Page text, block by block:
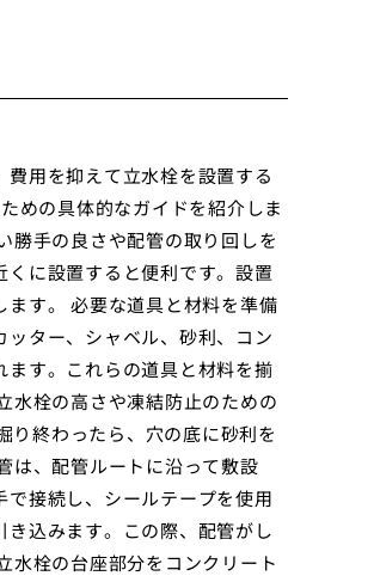
用を抑えて立水栓を設置する
めの具体的なガイドを紹介しま
勝手の良さや配管の取り回しを
に設置すると便利です。設置
す。 必要な道具と材料を準備
ター、シャベル、砂利、コン
す。これらの道具と材料を揃
水栓の高さや凍結防止のための
終わったら、穴の底に砂利を
は、配管ルートに沿って敷設
接続し、シールテープを使用
込みます。この際、配管がし
水栓の台座部分をコンクリート